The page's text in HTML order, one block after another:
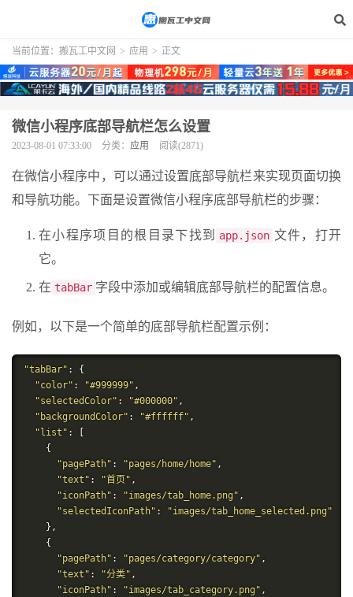
当前位置： 搬瓦工中文网 > 应用 > 正文
微信小程序底部导航栏怎么设置
2023-08-01 07:33:00 分类： 应用 阅读(2871)
在微信小程序中，可以通过设置底部导航栏来实现页面切换
和导航功能。下面是设置微信小程序底部导航栏的步骤：
在小程序项目的根目录下找到 app.json 文件，打开
它。
在 tabBar 字段中添加或编辑底部导航栏的配置信息。
例如，以下是一个简单的底部导航栏配置示例：
"tabBar" :
{
"color" : "#999999" ,
"selectedColor" : "#000000" ,
"backgroundColor" : "#ffffff" ,
"list" :
{
"pagePath" : "pages/home/home" ,
"text" : "首页" ,
"iconPath" : "images/tab_home.png" ,
"selectedIconPath" :
"images/tab_home_selected.png"
},
{
"pagePath" : "pages/category/category" ,
"text" : "分类" ,
"iconPath" : "images/tab_category.png" ,